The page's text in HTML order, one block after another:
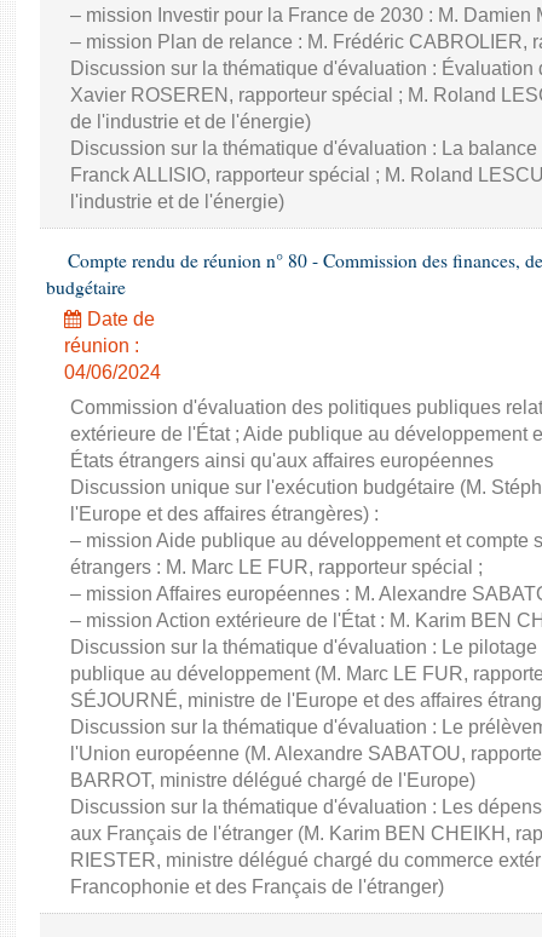
– mission Investir pour la France de 2030 : M. Damien
– mission Plan de relance : M. Frédéric CABROLIER,
Discussion sur la thématique d'évaluation :
Xavier ROSEREN, rapporteur spécial ; M. Roland
de l'industrie et de l'énergie)
Discussion sur la thématique d'évaluation : La
Franck ALLISIO, rapporteur spécial ; M. Roland
l'industrie et de l'énergie)
Compte rendu de réunion n° 80 - Commission des finances,
budgétaire
Date de
réunion :
04/06/2024
Commission d'évaluation des politiques publiques
extérieure de l'État ; Aide publique au développement
États étrangers ainsi qu'aux affaires européennes
Discussion unique sur l'exécution budgétaire (M.
l'Europe et des affaires étrangères) :
– mission Aide publique au développement et compte
étrangers : M. Marc LE FUR, rapporteur spécial ;
– mission Affaires européennes : M. Alexandre
– mission Action extérieure de l'État : M. Karim BEN
Discussion sur la thématique d'évaluation : Le
publique au développement (M. Marc LE FUR,
SÉJOURNÉ, ministre de l'Europe et des affaires
Discussion sur la thématique d'évaluation : Le
l'Union européenne (M. Alexandre SABATOU,
BARROT, ministre délégué chargé de l'Europe)
Discussion sur la thématique d'évaluation : Les
aux Français de l'étranger (M. Karim BEN CHEIKH,
RIESTER, ministre délégué chargé du commerce
Francophonie et des Français de l'étranger)